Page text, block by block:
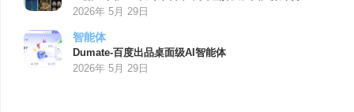
2026年 5月 29日
智能体
Dumate-百度出品桌面级AI智能体
2026年 5月 29日